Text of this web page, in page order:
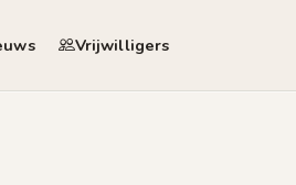
Vrijwilligers